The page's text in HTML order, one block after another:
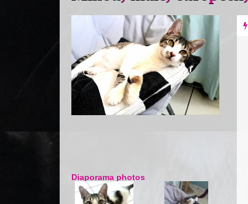
Previous
Diaporama photos